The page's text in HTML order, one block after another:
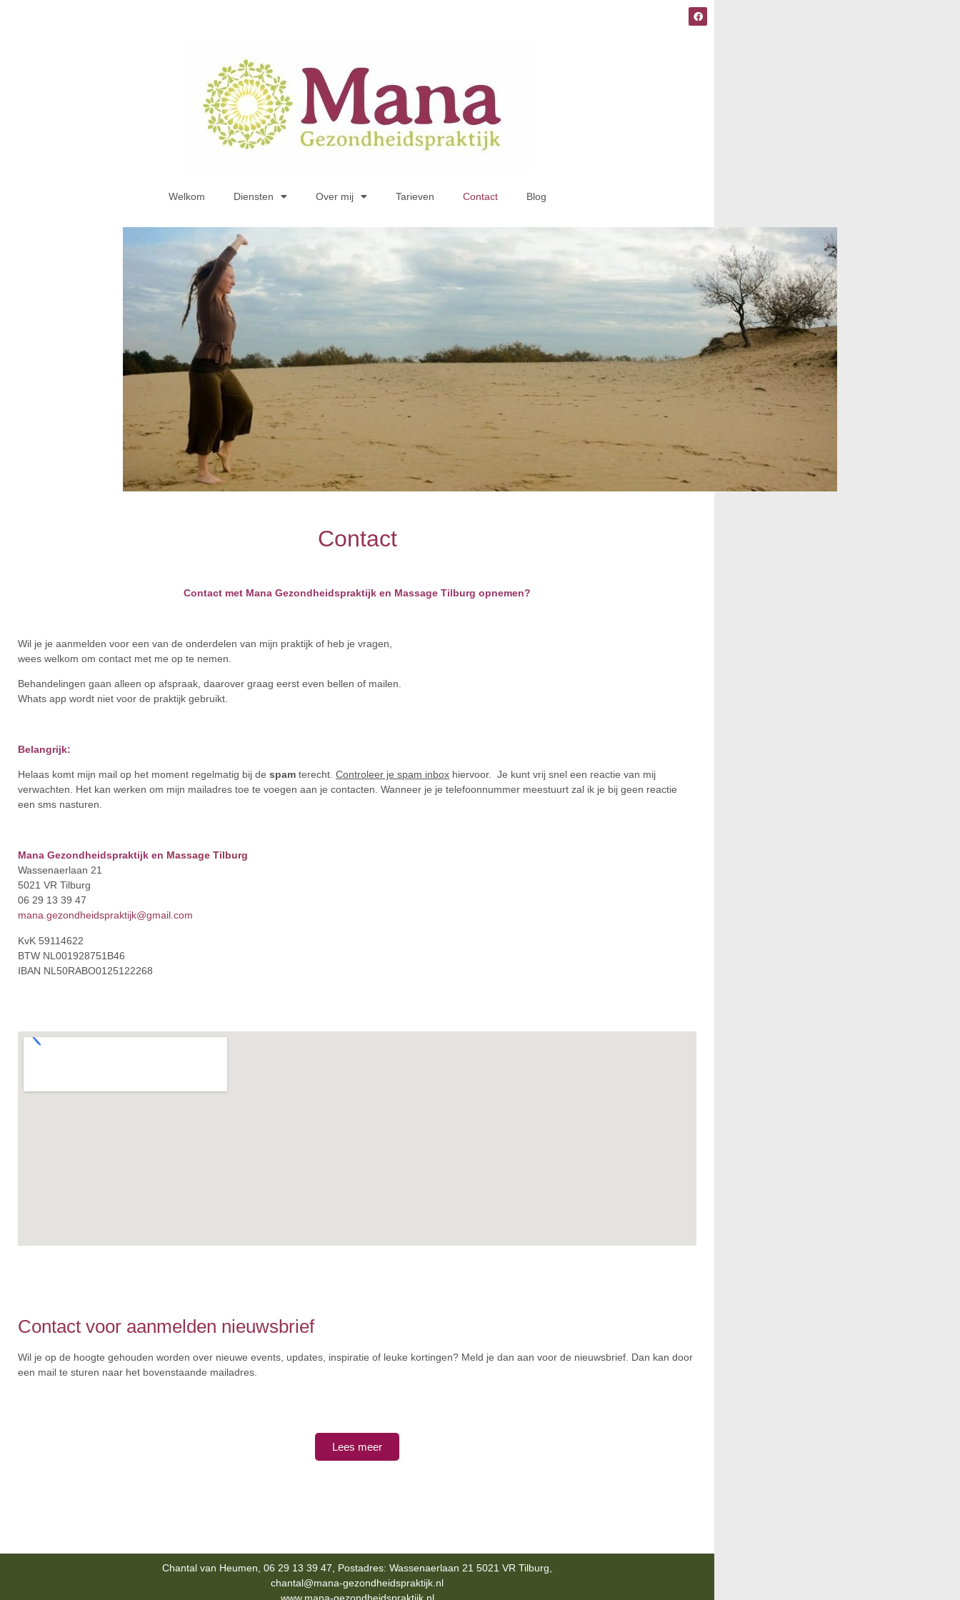
Welkom Diensten Over mij Tarieven Contact Blog
Contact
Contact met Mana Gezondheidspraktijk en Massage Tilburg opnemen?
Wil je je aanmelden voor een van de onderdelen van mijn praktijk of heb je vragen,
wees welkom om contact met me op te nemen.
Behandelingen gaan alleen op afspraak, daarover graag eerst even bellen of mailen.
Whats app wordt niet voor de praktijk gebruikt.
Belangrijk:
Helaas komt mijn mail op het moment regelmatig bij de spam terecht. Controleer je spam inbox hiervoor. Je kunt vrij snel een reactie van mij
verwachten. Het kan werken om mijn mailadres toe te voegen aan je contacten. Wanneer je je telefoonnummer meestuurt zal ik je bij geen reactie
een sms nasturen.
Mana Gezondheidspraktijk en Massage Tilburg
Wassenaerlaan 21
5021 VR Tilburg
06 29 13 39 47
mana.gezondheidspraktijk@gmail.com
KvK 59114622
BTW NL001928751B46
IBAN NL50RABO0125122268
Contact voor aanmelden nieuwsbrief
Wil je op de hoogte gehouden worden over nieuwe events, updates, inspiratie of leuke kortingen? Meld je dan aan voor de nieuwsbrief. Dan kan door
een mail te sturen naar het bovenstaande mailadres.
Lees meer
Chantal van Heumen, 06 29 13 39 47, Postadres: Wassenaerlaan 21 5021 VR Tilburg,
chantal@mana-gezondheidspraktijk.nl